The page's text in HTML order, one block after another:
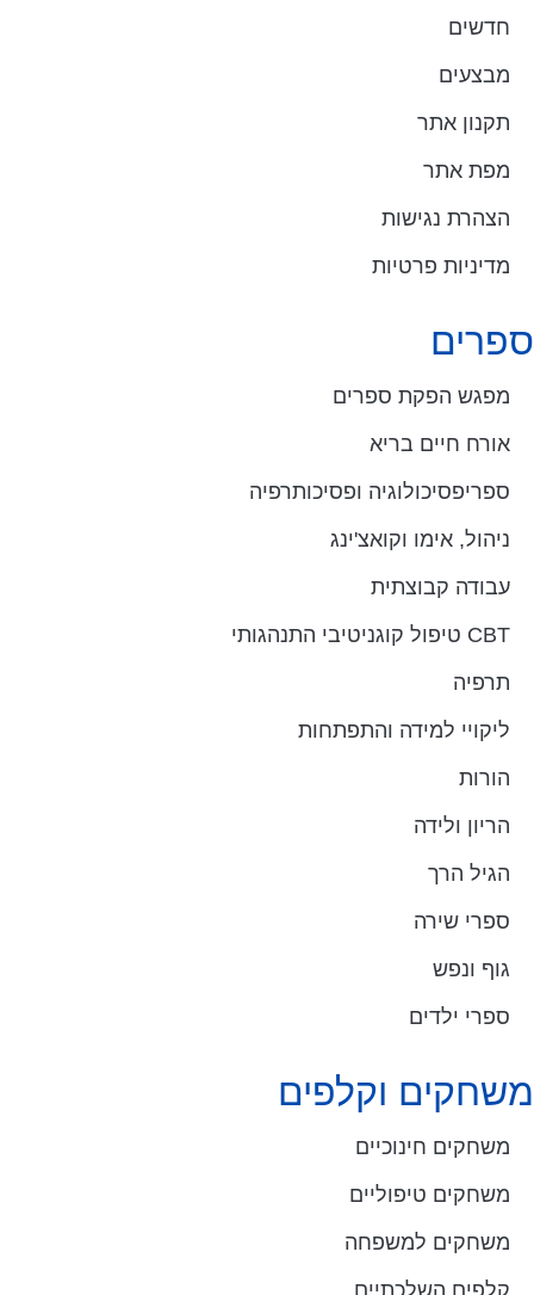
חדשים
מבצעים
תקנון אתר
מפת אתר
הצהרת נגישות
מדיניות פרטיות
ספרים
מפגש הפקת ספרים
אורח חיים בריא
ספריפסיכולוגיה ופסיכותרפיה
ניהול, אימו וקואצ'ינג
עבודה קבוצתית
CBT טיפול קוגניטיבי התנהגותי
תרפיה
ליקויי למידה והתפתחות
הורות
הריון ולידה
הגיל הרך
ספרי שירה
גוף ונפש
ספרי ילדים
משחקים וקלפים
משחקים חינוכיים
משחקים טיפוליים
משחקים למשפחה